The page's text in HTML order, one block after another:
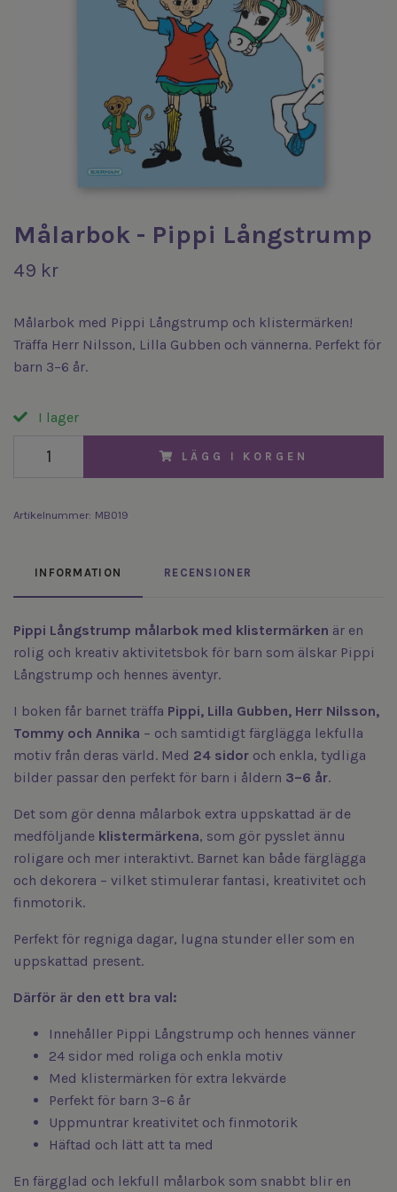
Målarbok - Pippi Långstrump
49 kr
Målarbok med Pippi Långstrump och klistermärken!
Träffa Herr Nilsson, Lilla Gubben och vännerna. Perfekt för
barn 3–6 år.
I lager
LÄGG I KORGEN
Artikelnummer: MB019
INFORMATION RECENSIONER
Pippi Långstrump målarbok med klistermärken är en
rolig och kreativ aktivitetsbok för barn som älskar Pippi
Långstrump och hennes äventyr.
I boken får barnet träffa Pippi, Lilla Gubben, Herr Nilsson,
Tommy och Annika – och samtidigt färglägga lekfulla
motiv från deras värld. Med 24 sidor och enkla, tydliga
bilder passar den perfekt för barn i åldern 3–6 år.
Det som gör denna målarbok extra uppskattad är de
medföljande klistermärkena, som gör pysslet ännu
roligare och mer interaktivt. Barnet kan både färglägga
och dekorera – vilket stimulerar fantasi, kreativitet och
finmotorik.
Perfekt för regniga dagar, lugna stunder eller som en
uppskattad present.
Därför är den ett bra val:
Innehåller Pippi Långstrump och hennes vänner
24 sidor med roliga och enkla motiv
Med klistermärken för extra lekvärde
Perfekt för barn 3–6 år
Uppmuntrar kreativitet och finmotorik
Häftad och lätt att ta med
En färgglad och lekfull målarbok som snabbt blir en